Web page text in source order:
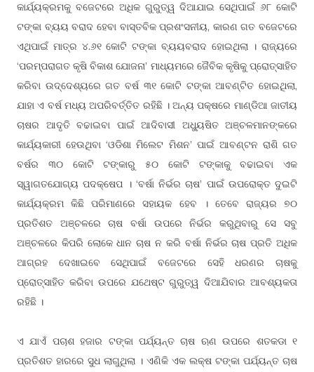
କାର୍ଯ୍ୟକ୍ରମକୁ ବଜେଟରେ ଅଧିକ ଗୁରୁତ୍ୱ ଦିଆଯାଇ ସେଥିପାଇଁ ୬୮ କୋଟି
ଟଙ୍କା ବ୍ୟୟ ବରାଦ ହେବା ବାସ୍ତବିକ ପ୍ରଶଂସନୀୟ, କାରଣ ଗତ ବଜେଟରେ
ଏଥିପାଇଁ ମାତ୍ର ୪.୬୧ କୋଟି ଟଙ୍କା ବ୍ୟୟବରାଦ ହୋଇଥିଲା । ରାଜ୍ୟରେ
‘ପରମ୍ପରାଗତ କୃଷି ବିକାଶ ଯୋଜନା’ ମାଧ୍ୟମରେ ଜୈବିକ କୃଷିକୁ ପ୍ରୋତ୍ସାହିତ
କରିବା ଉଦ୍ଦେଶ୍ୟରେ ଗତ ବର୍ଷ ୩୧ କୋଟି ଟଙ୍କା ଆବଣ୍ଟିତ ହୋଇଥିଲା,
ଯାହା ଏ ବର୍ଷ ମଧ୍ୟ ଅପରିବର୍ତ୍ତିତ ରହିଛି । ଅନ୍ୟ ପକ୍ଷରେ ମାଣ୍ଡିଆ ଜାତୀୟ
ଚାଷର ଆଦୃତି ବଢାଇବା ପାଇଁ ଆଦିବାସୀ ଅଧ୍ୟୁଷିତ ଅଞ୍ଚଳମାନଙ୍କରେ
କାର୍ଯ୍ୟକାରୀ ହେଉଥିବା ‘ଓଡିଶା ମିଲେଟ ମିଶନ’ ପାଇଁ ଆବଣ୍ଟନ ରାଶି ଗତ
ବର୍ଷର ୩୦ କୋଟି ଟଙ୍କାରୁ ୫୦ କୋଟି ଟଙ୍କାକୁ ବଢାଇବା ଏକ
ସ୍ୱାଗତଯୋଗ୍ୟ ପଦକ୍ଷେପ । ‘ବର୍ଷା ନିର୍ଭର ଚାଷ’ ପାଇଁ ଉପରୋକ୍ତ ଦୁଇଟି
କାର୍ଯ୍ୟକ୍ରମ କିଛି ପରିମାଣରେ ସହାୟକ ହେବ । ତେବେ ରାଜ୍ୟର ୭୦
ପ୍ରତିଶତ ଅଞ୍ଚଳରେ ଚାଷ ବର୍ଷା ଉପରେ ନିର୍ଭର କରୁଥିବାରୁ ସେ ସବୁ
ଅଞ୍ଚଳରେ କିପରି ଲୋକେ ଧାନ ଚାଷ ନ କରି ବର୍ଷା ନିର୍ଭର ଚାଷ ପ୍ରତି ଅଧିକ
ଆଗ୍ରହ ଦେଖାଇବେ ସେଥିପାଇଁ ବଜେଟରେ ସେହି ଧରଣର ଚାଷକୁ
ପ୍ରୋତ୍ସାହିତ କରିବା ଉପରେ ଯଥେଷ୍ଟ ଗୁରୁତ୍ୱ ଦିଆଯିବାର ଆବଶ୍ୟକତା
ରହିଛି ।
ଏ ଯାଏଁ ପଚାଶ ହଜାର ଟଙ୍କା ପର୍ଯ୍ୟନ୍ତ ଚାଷ ଋଣ ଉପରେ ଶତକଡା ୧
ପ୍ରତିଶତ ହାରରେ ସୁଧ ଲାଗୁଥିଲା । ଏଣିକି ଏକ ଲକ୍ଷ ଟଙ୍କା ପର୍ଯ୍ୟନ୍ତ ଚାଷ